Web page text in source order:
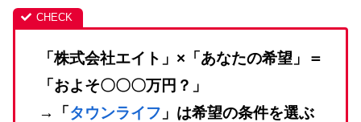
「株式会社エイト」×「あなたの希望」＝
「およそ〇〇〇万円？」
→「タウンライフ 」は希望の条件を選ぶ